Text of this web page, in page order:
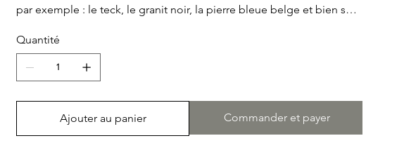
par exemple : le teck, le granit noir, la pierre bleue belge et bien sûr
Quantité
Ajouter au panier Commander et payer